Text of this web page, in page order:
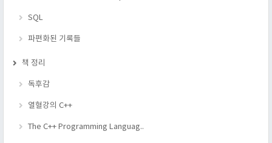
SQL
파편화된 기록들
책 정리
독후감
열혈강의 C++
The C++ Programming Languag..